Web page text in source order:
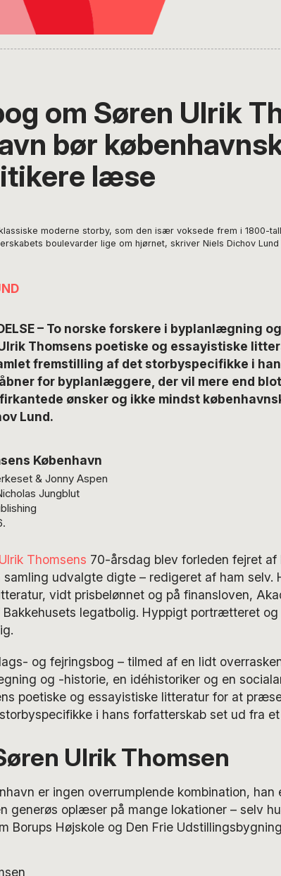
om Søren Ulrik
bør
læse
moderne storby, som den især voksede frem i 1800-
boulevarder lige om hjørnet, skriver Niels Dichov
– To norske forskere i byplanlægning
Thomsens poetiske og essayistiske
fremstilling af det storbyspecifikke i
for byplanlæggere, der vil mere end
ønsker og ikke mindst
Lund.
København
& Jonny Aspen
Jungblut
Thomsens 70-årsdag blev forleden fejret af
samling udvalgte digte – redigeret af ham selv.
vidt prisbelønnet og på finansloven,
legatbolig. Hyppigt portrætteret
og fejringsbog – tilmed af en lidt
og -historie, en idéhistoriker og en
poetiske og essayistiske litteratur for at
i hans forfatterskab set ud fra
Ulrik Thomsen
er ingen overrumplende kombination, han
generøs oplæser på mange lokationer – selv
Borups Højskole og Den Frie